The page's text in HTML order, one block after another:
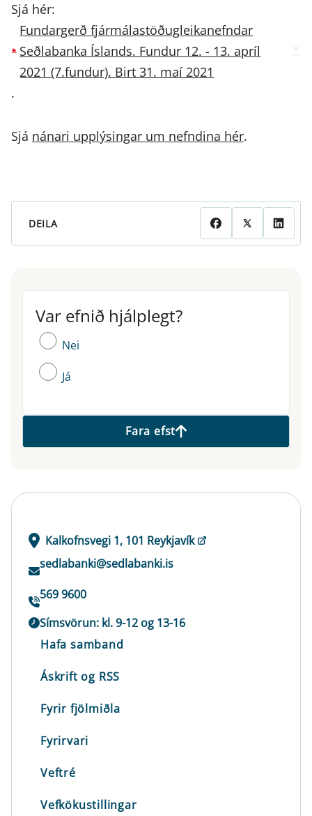
Sjá hér:
Fundargerð fjármálastöðugleikanefndar
Seðlabanka Íslands. Fundur 12. - 13. apríl
2021 (7.fundur). Birt 31. maí 2021
.
Sjá nánari upplýsingar um nefndina hér.
DEILA
Var efnið hjálplegt?
Var efnið hjálplegt?
Nei
Já
Fara efst
Kalkofnsvegi 1, 101 Reykjavík
sedlabanki@sedlabanki.is
569 9600
Símsvörun: kl. 9-12 og 13-16
Hafa samband
Áskrift og RSS
Fyrir fjölmiðla
Fyrirvari
Veftré
Vefkökustillingar